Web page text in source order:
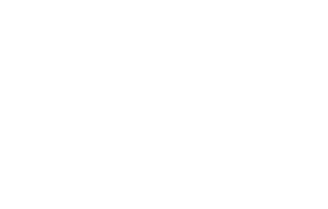
dalam dekapan semangat untuk terus belajar dan
banget sama tumbuh kembang anak…